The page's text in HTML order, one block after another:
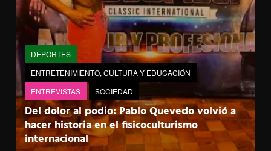
DEPORTES
ENTRETENIMIENTO, CULTURA Y EDUCACIÓN
ENTREVISTAS
SOCIEDAD
Del dolor al podio: Pablo Quevedo volvió a
hacer historia en el fisicoculturismo
internacional